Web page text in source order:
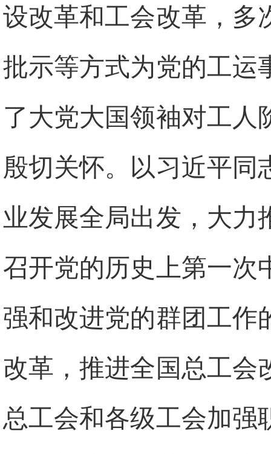
设改革和工会改革，多
批示等方式为党的工运
了大党大国领袖对工人
殷切关怀。以习近平同
业发展全局出发，大力
召开党的历史上第一次
强和改进党的群团工作
改革，推进全国总工会
总工会和各级工会加强